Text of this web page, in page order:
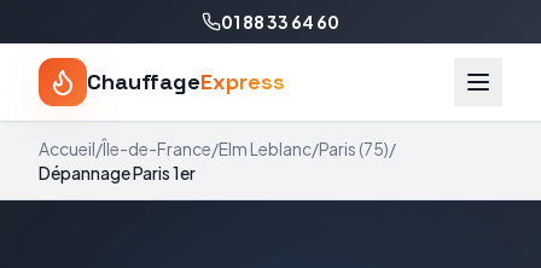
01 88 33 64 60
ChauffageExpress
Accueil/Île-de-France/Elm Leblanc/Paris (75)/
DépannageParis 1er